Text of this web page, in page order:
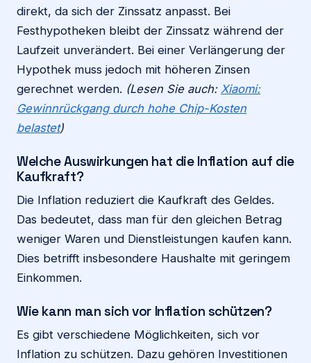
direkt, da sich der Zinssatz anpasst. Bei
Festhypotheken bleibt der Zinssatz während der
Laufzeit unverändert. Bei einer Verlängerung der
Hypothek muss jedoch mit höheren Zinsen
gerechnet werden. (Lesen Sie auch: Xiaomi:
Gewinnrückgang durch hohe Chip-Kosten
belastet)
Welche Auswirkungen hat die Inflation auf die
Kaufkraft?
Die Inflation reduziert die Kaufkraft des Geldes.
Das bedeutet, dass man für den gleichen Betrag
weniger Waren und Dienstleistungen kaufen kann.
Dies betrifft insbesondere Haushalte mit geringem
Einkommen.
Wie kann man sich vor Inflation schützen?
Es gibt verschiedene Möglichkeiten, sich vor
Inflation zu schützen. Dazu gehören Investitionen